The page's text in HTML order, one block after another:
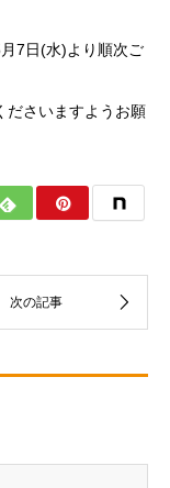
7日(水)より順次ご
ださいますようお願